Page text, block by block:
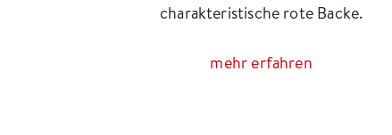
charakteristische rote Backe.
mehr erfahren